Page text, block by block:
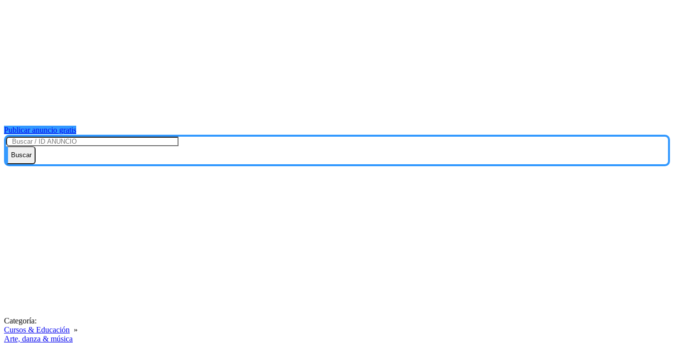
Publicar anuncio gratis
Buscar
Categoría:
Cursos & Educación »
Arte, danza & música